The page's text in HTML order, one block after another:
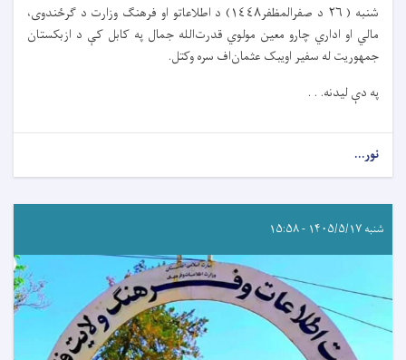
شنبه ( ٢٦ د صفرالمظفر١٤٤٨) د اطلاعاتو او فرهنګ وزارت د ګرځندوی،
مالي او اداري چارو معین مولوي قدرت‌الله جمال په کابل کې د ازبکستان
جمهوریت له سفیر اویبک عثمان‌اف سره وکتل.
په دې لیدنه. . .
نور...
شنبه ۱۴۰۵/۵/۱۷ - ۱۵:۵۸